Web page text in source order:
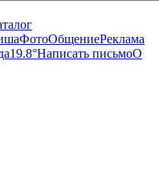
ФотоОбщениеРеклама
19.8°Написать письмоО